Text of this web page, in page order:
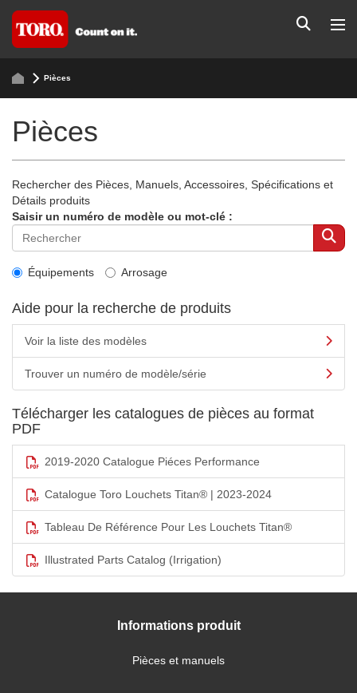
Pièces
Pièces
Rechercher des Pièces, Manuels, Accessoires, Spécifications et
Détails produits
Saisir un numéro de modèle ou mot-clé :
Équipements Arrosage
Aide pour la recherche de produits
Voir la liste des modèles
Trouver un numéro de modèle/série
Télécharger les catalogues de pièces au format
PDF
2019-2020 Catalogue Piéces Performance
Catalogue Toro Louchets Titan® | 2023-2024
Tableau De Référence Pour Les Louchets Titan®
Illustrated Parts Catalog (Irrigation)
Informations produit
Pièces et manuels